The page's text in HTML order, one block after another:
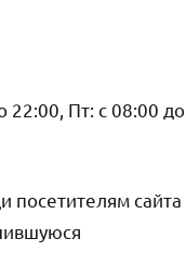
22:00, Пт: с 08:00 до
посетителям сайта